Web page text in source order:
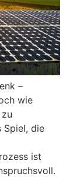
–
wie
Spiel, die
ist